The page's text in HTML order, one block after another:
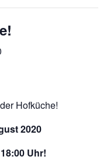
Hofküche!
2020
Uhr!